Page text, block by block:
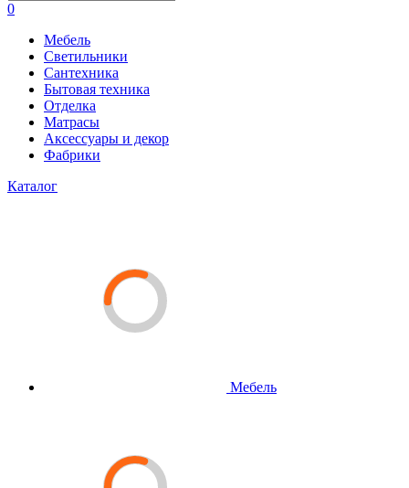
0
Мебель
Светильники
Сантехника
Бытовая техника
Отделка
Матрасы
Аксессуары и декор
Фабрики
Каталог
Мебель